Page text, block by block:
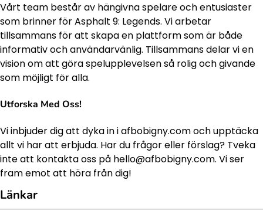
Vårt team består av hängivna spelare och entusiaster
som brinner för Asphalt 9: Legends. Vi arbetar
tillsammans för att skapa en plattform som är både
informativ och användarvänlig. Tillsammans delar vi en
vision om att göra spelupplevelsen så rolig och givande
som möjligt för alla.
Utforska Med Oss!
Vi inbjuder dig att dyka in i afbobigny.com och upptäcka
allt vi har att erbjuda. Har du frågor eller förslag? Tveka
inte att kontakta oss på hello@afbobigny.com. Vi ser
fram emot att höra från dig!
Länkar